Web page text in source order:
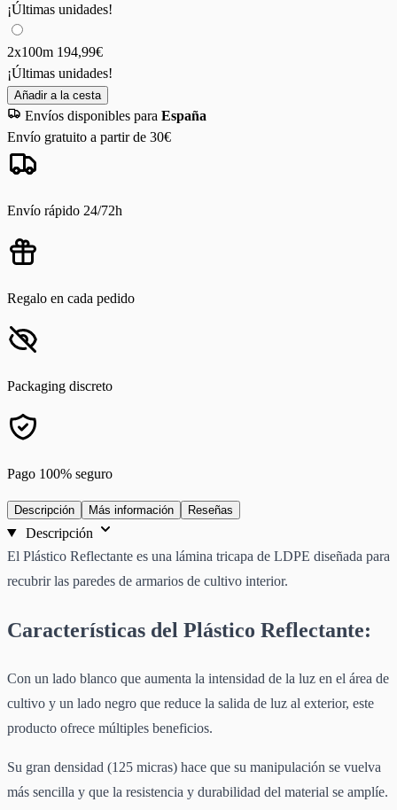
¡Últimas unidades!
2x100m 194,99€
¡Últimas unidades!
Añadir a la cesta
Envíos disponibles para España
Envío gratuito a partir de 30€
Envío rápido 24/72h
Regalo en cada pedido
Packaging discreto
Pago 100% seguro
Descripción Más información Reseñas
Descripción
El Plástico Reflectante es una lámina tricapa de LDPE diseñada para
recubrir las paredes de armarios de cultivo interior.
Características del Plástico Reflectante:
Con un lado blanco que aumenta la intensidad de la luz en el área de
cultivo y un lado negro que reduce la salida de luz al exterior, este
producto ofrece múltiples beneficios.
Su gran densidad (125 micras) hace que su manipulación se vuelva
más sencilla y que la resistencia y durabilidad del material se amplíe.